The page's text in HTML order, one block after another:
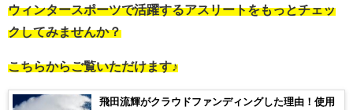
ウィンタースポーツで活躍するアスリートをもっとチェッ
クしてみませんか？
こちらからご覧いただけます♪
飛田流輝がクラウドファンディングした理由！使用